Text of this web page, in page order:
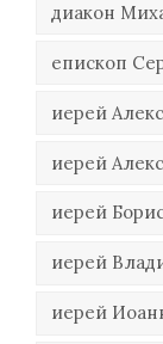
диакон
епископ
иерей
иерей
иерей
иерей
иерей